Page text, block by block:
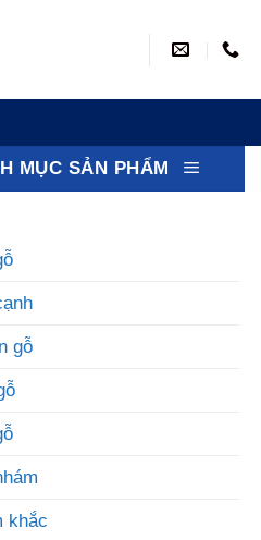
MỤC SẢN PHẨM
gỗ
khắc